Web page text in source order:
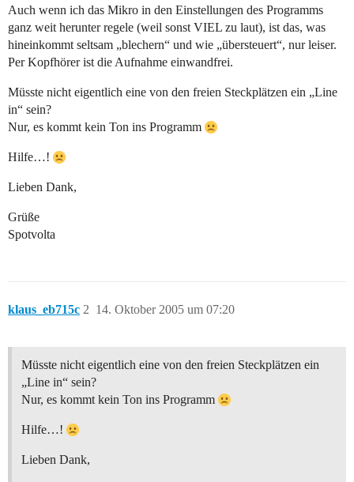
Auch wenn ich das Mikro in den Einstellungen des Programms
ganz weit herunter regele (weil sonst VIEL zu laut), ist das, was
hineinkommt seltsam „blechern“ und wie „übersteuert“, nur leiser.
Per Kopfhörer ist die Aufnahme einwandfrei.
Müsste nicht eigentlich eine von den freien Steckplätzen ein „Line
in“ sein?
Nur, es kommt kein Ton ins Programm
Hilfe…!
Lieben Dank,
Grüße
Spotvolta
klaus_eb715c 14. Oktober 2005 um 07:20
2
Müsste nicht eigentlich eine von den freien Steckplätzen ein
„Line in“ sein?
Nur, es kommt kein Ton ins Programm
Hilfe…!
Lieben Dank,